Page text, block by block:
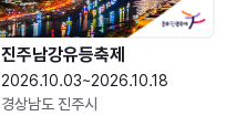
진주남강유등축제
2026.10.03~2026.10.18
경상남도 진주시